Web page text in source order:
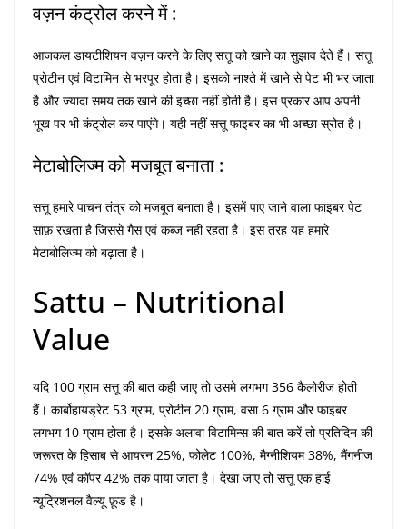
वज़न कंट्रोल करने में :
आजकल डायटीशियन वज़न करने के लिए सत्तू को खाने का सुझाव देते हैं। सत्तू
प्रोटीन एवं विटामिन से भरपूर होता है। इसको नाश्ते में खाने से पेट भी भर जाता
है और ज्यादा समय तक खाने की इच्छा नहीं होती है। इस प्रकार आप अपनी
भूख पर भी कंट्रोल कर पाएंगे। यही नहीं सत्तू फाइबर का भी अच्छा स्रोत है।
मेटाबोलिज्म को मजबूत बनाता :
सत्तू हमारे पाचन तंत्र को मजबूत बनाता है। इसमें पाए जाने वाला फाइबर पेट
साफ़ रखता है जिससे गैस एवं कब्ज नहीं रहता है। इस तरह यह हमारे
मेटाबोलिज्म को बढ़ाता है।
Sattu – Nutritional
Value
यदि 100 ग्राम सत्तू की बात कही जाए तो उसमे लगभग 356 कैलोरीज होती
हैं। कार्बोहायड्रेट 53 ग्राम, प्रोटीन 20 ग्राम, वसा 6 ग्राम और फाइबर
लगभग 10 ग्राम होता है। इसके अलावा विटामिन्स की बात करें तो प्रतिदिन की
जरूरत के हिसाब से आयरन 25%, फोलेट 100%, मैग्नीशियम 38%, मैंगनीज
74% एवं कॉपर 42% तक पाया जाता है। देखा जाए तो सत्तू एक हाई
न्यूट्रिशनल वैल्यू फ़ूड है।